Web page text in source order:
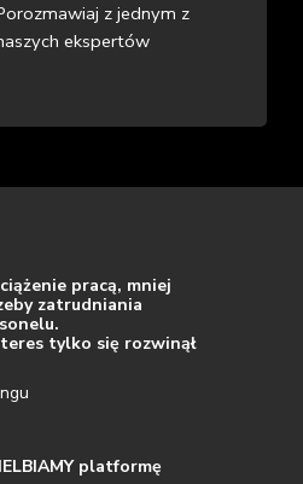
z jednym z
ekspertów
pracą, mniej
zatrudniania
tylko się rozwinął
platformę